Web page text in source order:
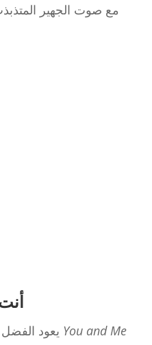
مع صوت الجهير
You and Me